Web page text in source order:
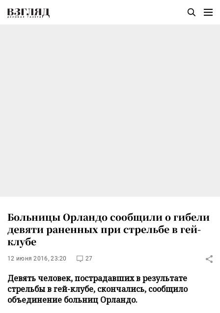
Больницы Орландо сообщили о гибели
девяти раненных при стрельбе в гей-
клубе
12 июня 2016, 23:20 27
Девять человек, пострадавших в результате
стрельбы в гей-клубе, скончались, сообщило
объединение больниц Орландо.